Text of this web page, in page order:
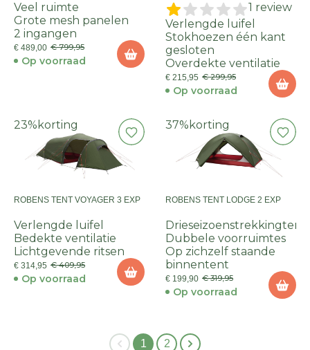
Veel ruimte
Grote mesh panelen
2 ingangen
€ 489,00 € 799,95
Op voorraad
1 review
Verlengde luifel
Stokhoezen één kant
gesloten
Overdekte ventilatie
€ 215,95 € 299,95
Op voorraad
23% korting
ROBENS TENT VOYAGER 3 EXP
Verlengde luifel
Bedekte ventilatie
Lichtgevende ritsen
€ 314,95 € 409,95
Op voorraad
37% korting
ROBENS TENT LODGE 2 EXP
Drieseizoenstrekkingtent
Dubbele voorruimtes
Op zichzelf staande
binnentent
€ 199,90 € 319,95
Op voorraad
1 2